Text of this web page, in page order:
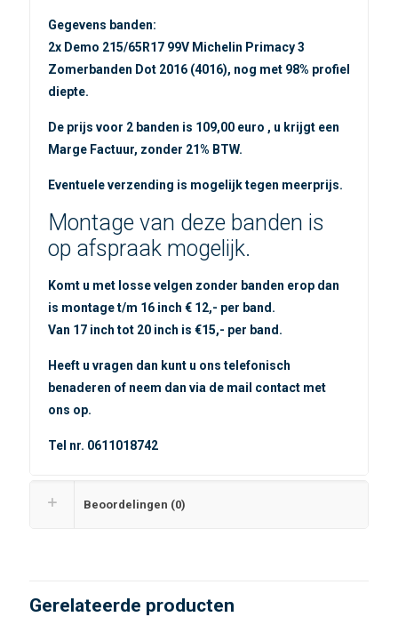
Gegevens banden:
2x Demo 215/65R17 99V Michelin Primacy 3
Zomerbanden Dot 2016 (4016), nog met 98% profiel
diepte.
De prijs voor 2 banden is 109,00 euro , u krijgt een
Marge Factuur, zonder 21% BTW.
Eventuele verzending is mogelijk tegen meerprijs.
Montage van deze banden is
op afspraak mogelijk.
Komt u met losse velgen zonder banden erop dan
is montage t/m 16 inch € 12,- per band.
Van 17 inch tot 20 inch is €15,- per band.
Heeft u vragen dan kunt u ons telefonisch
benaderen of neem dan via de mail contact met
ons op.
Tel nr. 0611018742
Beoordelingen (0)
Gerelateerde producten